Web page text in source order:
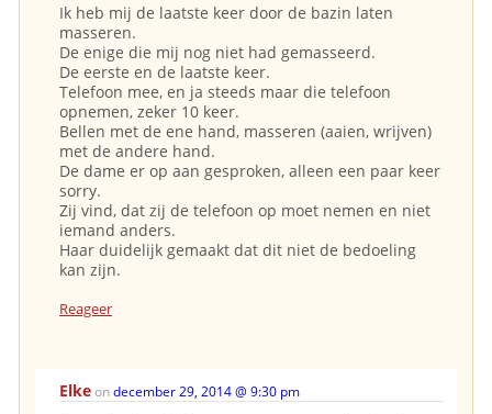
Ik heb mij de laatste keer door de bazin laten
masseren.
De enige die mij nog niet had gemasseerd.
De eerste en de laatste keer.
Telefoon mee, en ja steeds maar die telefoon
opnemen, zeker 10 keer.
Bellen met de ene hand, masseren (aaien, wrijven)
met de andere hand.
De dame er op aan gesproken, alleen een paar keer
sorry.
Zij vind, dat zij de telefoon op moet nemen en niet
iemand anders.
Haar duidelijk gemaakt dat dit niet de bedoeling
kan zijn.
Reageer
Elkeondecember 29, 2014 @ 9:30 pm